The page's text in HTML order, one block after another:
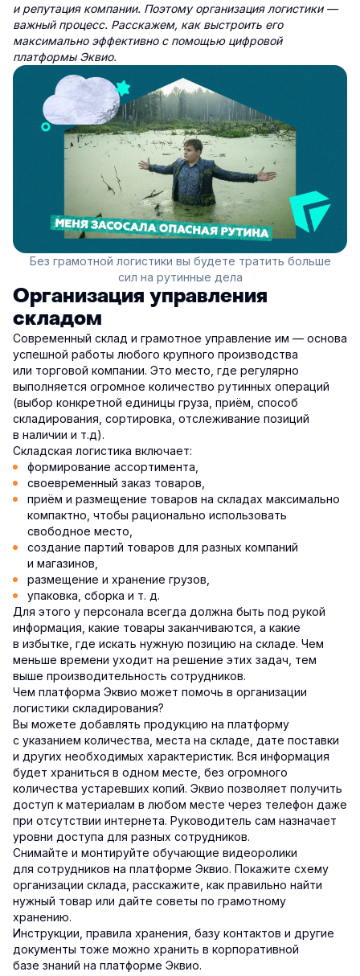
и репутация компании. Поэтому организация логистики —
важный процесс. Расскажем, как выстроить его
максимально эффективно с помощью цифровой
платформы Эквио.
Без грамотной логистики вы будете тратить больше
сил на рутинные дела
Организация управления
складом
Современный склад и грамотное управление им — основа
успешной работы любого крупного производства
или торговой компании. Это место, где регулярно
выполняется огромное количество рутинных операций
(выбор конкретной единицы груза, приём, способ
складирования, сортировка, отслеживание позиций
в наличии и т.д).
Складская логистика включает:
формирование ассортимента,
своевременный заказ товаров,
приём и размещение товаров на складах максимально
компактно, чтобы рационально использовать
свободное место,
создание партий товаров для разных компаний
и магазинов,
размещение и хранение грузов,
упаковка, сборка и т. д.
Для этого у персонала всегда должна быть под рукой
информация, какие товары заканчиваются, а какие
в избытке, где искать нужную позицию на складе. Чем
меньше времени уходит на решение этих задач, тем
выше производительность сотрудников.
Чем платформа Эквио может помочь в организации
логистики складирования?
Вы можете добавлять продукцию на платформу
с указанием количества, места на складе, дате поставки
и других необходимых характеристик. Вся информация
будет храниться в одном месте, без огромного
количества устаревших копий. Эквио позволяет получить
доступ к материалам в любом месте через телефон даже
при отсутствии интернета. Руководитель сам назначает
уровни доступа для разных сотрудников.
Снимайте и монтируйте обучающие видеоролики
для сотрудников на платформе Эквио. Покажите схему
организации склада, расскажите, как правильно найти
нужный товар или дайте советы по грамотному
хранению.
Инструкции, правила хранения, базу контактов и другие
документы тоже можно хранить в корпоративной
базе знаний на платформе Эквио.